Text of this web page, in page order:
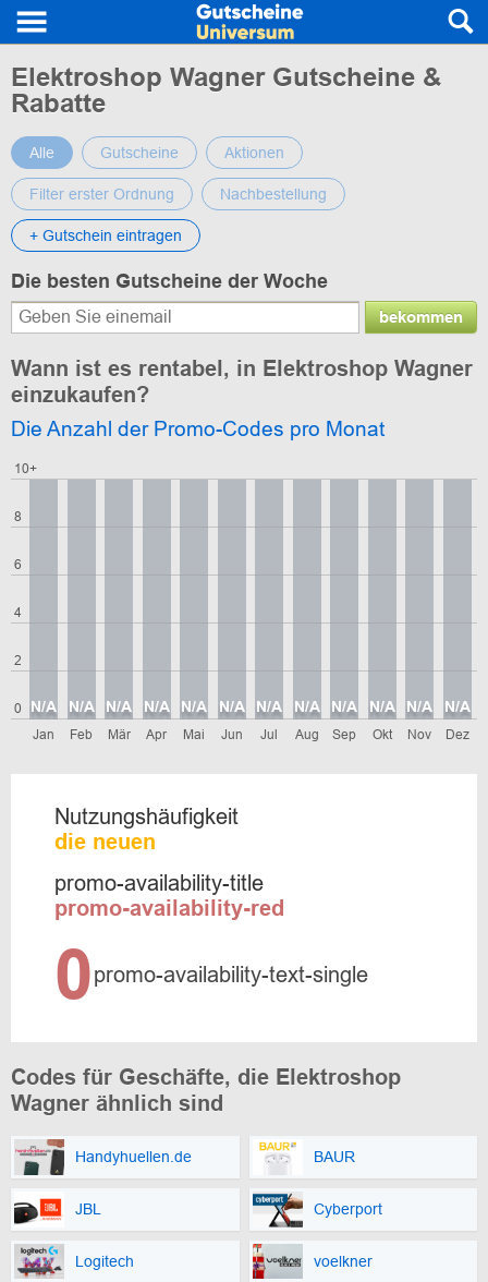
Elektroshop Wagner Gutscheine &
Rabatte
Alle Gutscheine Aktionen
Filter erster Ordnung Nachbestellung
+ Gutschein eintragen
Die besten Gutscheine der Woche
bekommen
Wann ist es rentabel, in Elektroshop Wagner
einzukaufen?
Die Anzahl der Promo-Codes pro Monat
0
2
4
6
8
10+
Jan
N/A
Feb
N/A
Mär
N/A
Apr
N/A
Mai
N/A
Jun
N/A
Jul
N/A
Aug
N/A
Sep
N/A
Okt
N/A
Nov
N/A
Dez
N/A
Nutzungshäufigkeit
die neuen
promo-availability-title
promo-availability-red
0promo-availability-text-single
Codes für Geschäfte, die Elektroshop
Wagner ähnlich sind
Handyhuellen.de BAUR
JBL Cyberport
Logitech voelkner